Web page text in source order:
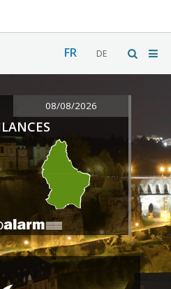
FR DE
08/08/2026